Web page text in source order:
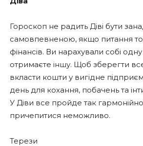
Гороскоп не радить Діві бути
самовпевненою, якщо питання
фінансів. Ви нарахували собі
отримаєте іншу. Щоб зберегти
вкласти кошти у вигідне
день для кохання, побачень та
У Діви все пройде так
причепитися неможливо.
Терези